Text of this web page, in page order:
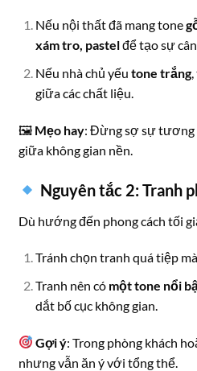
Nếu nội thất đã mang tone
xám tro, pastelđể tạo sự
Nếu nhà chủ yếu tone trắng,
giữa các chất liệu.
🖼 Mẹo hay: Đừng sợ sự tương
giữa không gian nền.
Nguyên tắc 2: Tranh
Dù hướng đến phong cách tối
Tránh chọn tranh quá tiệp
Tranh nên có một tone nổi
dắt bố cục không gian.
Gợi ý: Trong phòng khách
nhưng vẫn ăn ý với tổng thể.